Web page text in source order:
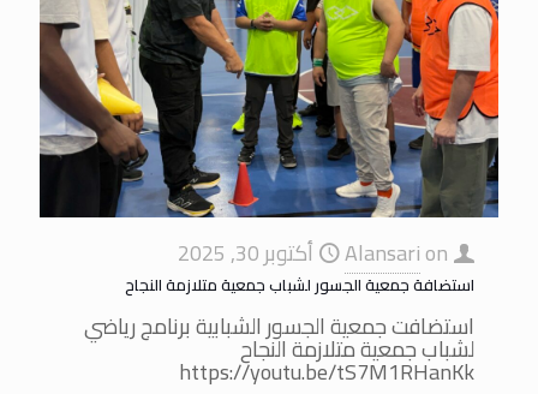
Alansarion أكتوبر 30, 2025
استضافة جمعية الجسور لشباب جمعية متلازمة النجاح
استضافت جمعية الجسور الشبابية برنامج رياضي
لشباب جمعية متلازمة النجاح
https://youtu.be/tS7M1RHanKk